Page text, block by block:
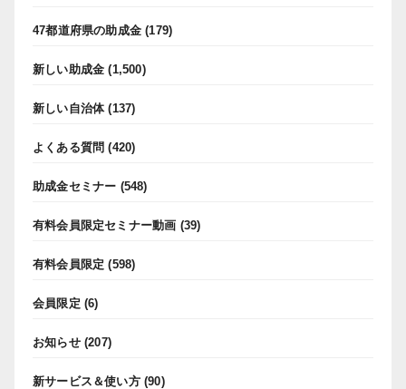
47都道府県の助成金 (179)
新しい助成金 (1,500)
新しい自治体(137)
よくある質問 (420)
助成金セミナー (548)
有料会員限定セミナー動画 (39)
有料会員限定 (598)
会員限定 (6)
お知らせ(207)
新サービス＆使い方(90)